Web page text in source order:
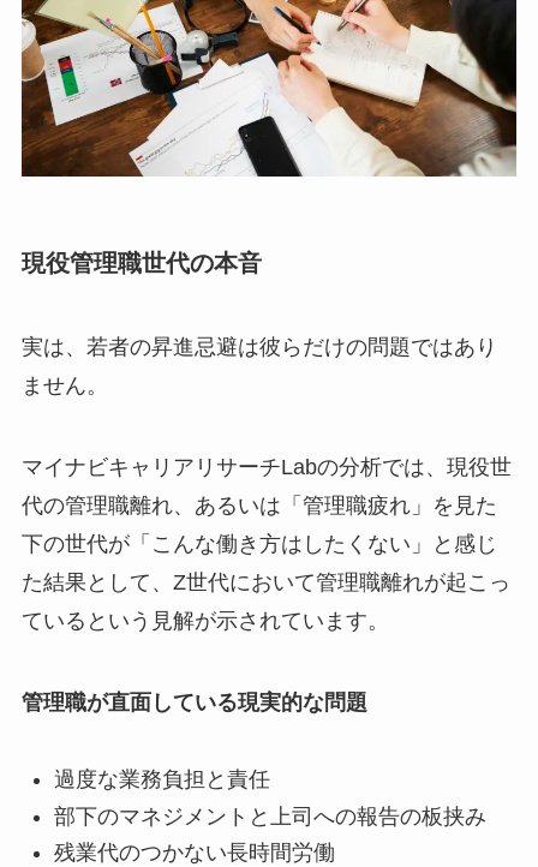
現役管理職世代の本音
実は、若者の昇進忌避は彼らだけの問題ではあり
ません。
マイナビキャリアリサーチLabの分析では、現役世
代の管理職離れ、あるいは「管理職疲れ」を見た
下の世代が「こんな働き方はしたくない」と感じ
た結果として、Z世代において管理職離れが起こっ
ているという見解が示されています。
管理職が直面している現実的な問題
過度な業務負担と責任
部下のマネジメントと上司への報告の板挟み
残業代のつかない長時間労働